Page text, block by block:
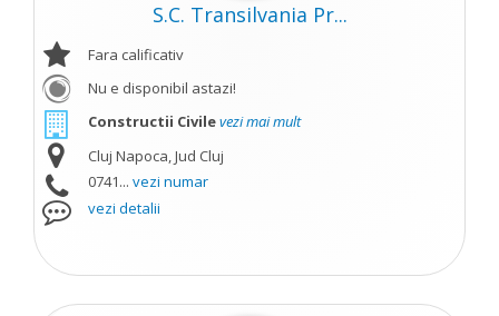
S.C. Transilvania Pr...
Fara calificativ
Nu e disponibil astazi!
Constructii Civilevezi mai mult
Cluj Napoca, Jud Cluj
0741... vezi numar
vezi detalii